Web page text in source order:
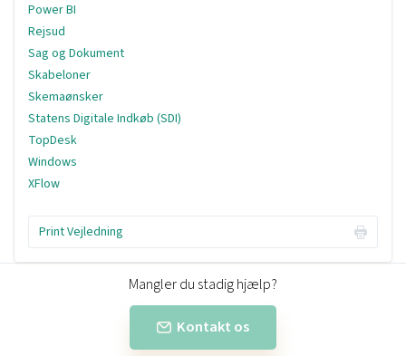
Power BI
Rejsud
Sag og Dokument
Skabeloner
Skemaønsker
Statens Digitale Indkøb (SDI)
TopDesk
Windows
XFlow
Print Vejledning
Mangler du stadig hjælp?
Kontakt os